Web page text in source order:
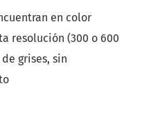
en color
resolución (300 o 600
grises, sin